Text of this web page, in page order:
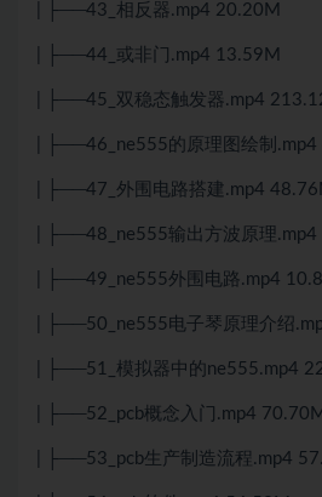
| ├──43_相反器.mp4 20.20M
| ├──44_或非门.mp4 13.59M
| ├──45_双稳态触发器.mp4
| ├──46_ne555的原理图绘制.mp4
| ├──47_外围电路搭建.mp4
| ├──48_ne555输出方波原理.mp4
| ├──49_ne555外围电路.mp4
| ├──50_ne555电子琴原理介绍
| ├──51_模拟器中的ne555.mp4
| ├──52_pcb概念入门.mp4 70.70M
| ├──53_pcb生产制造流程.mp4